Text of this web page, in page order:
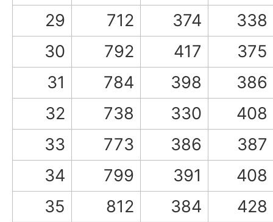
29 712 374
338
30
792 417
375
31
784 398
386
32
738 330
408
33
773 386
387
34
799 391
408
35
812 384
428